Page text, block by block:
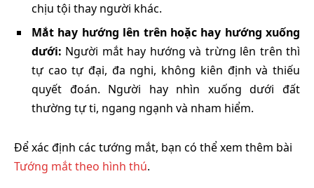
chịu tội thay người khác.
Mắt hay hướng lên trên hoặc hay hướng xuống
dưới: Người mắt hay hướng và trừng lên trên thì
tự cao tự đại, đa nghi, không kiên định và thiếu
quyết đoán. Người hay nhìn xuống dưới đất
thường tự ti, ngang ngạnh và nham hiểm.
Để xác định các tướng mắt, bạn có thể xem thêm bài
Tướng mắt theo hình thú.